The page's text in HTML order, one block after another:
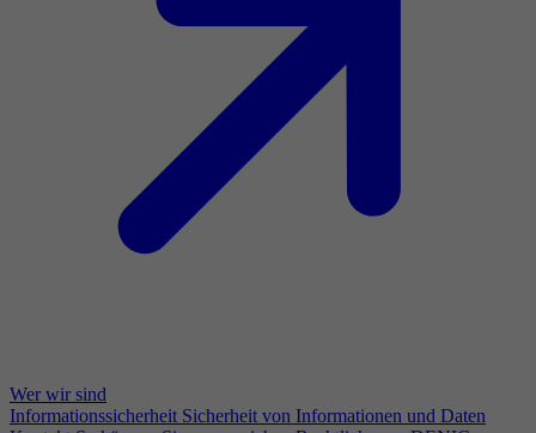
Wer wir sind
Informationssicherheit Sicherheit von Informationen und Daten